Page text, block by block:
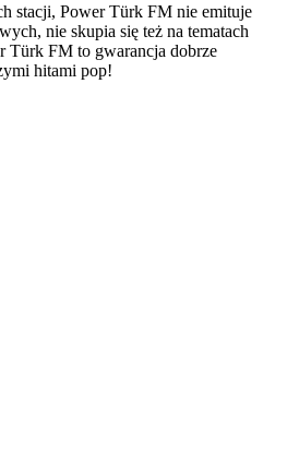
stacji, Power Türk FM nie emituje
nie skupia się też na tematach
Türk FM to gwarancja dobrze
hitami pop!